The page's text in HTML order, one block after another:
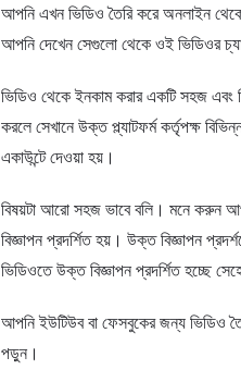
আপনি এখন ভিডিও তৈরি করে অনলাইন
আপনি দেখেন সেগুলো থেকে ওই ভিডিওর
ভিডিও থেকে ইনকাম করার একটি সহজ এবং
করলে সেখানে উক্ত প্ল্যাটফর্ম কর্তৃপক্ষ
একাউন্টে দেওয়া হয়।
বিষয়টা আরো সহজ ভাবে বলি। মনে করুন
বিজ্ঞাপন প্রদর্শিত হয়। উক্ত বিজ্ঞাপন
ভিডিওতে উক্ত বিজ্ঞাপন প্রদর্শিত হচ্ছে
আপনি ইউটিউব বা ফেসবুকের জন্য ভিডিও
পড়ুন।